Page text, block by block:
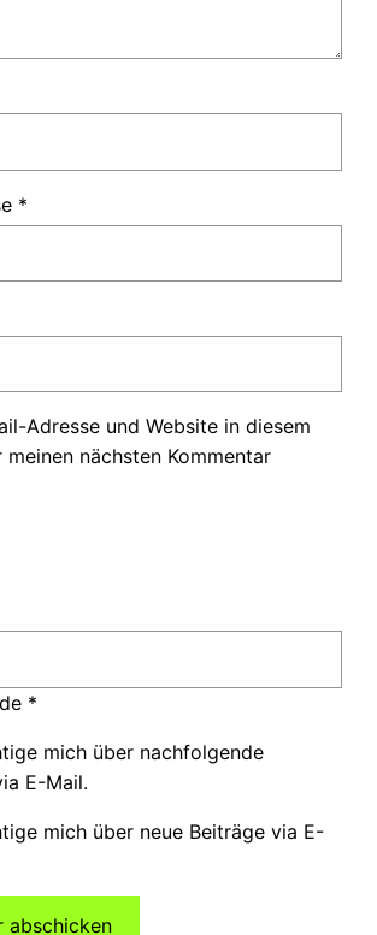
*
Adresse und Website in diesem
meinen nächsten Kommentar
*
mich über nachfolgende
E-Mail.
mich über neue Beiträge via E-